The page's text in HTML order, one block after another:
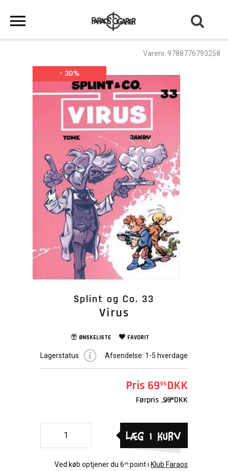
Varenr. 9788776793258
- 30%
Splint og Co. 33
Virus
ØNSKELISTE FAVORIT
Lagerstatus Afsendelse: 1-5 hverdage
Pris 6995 DKK
Førpris 9995DKK
Læg i kurv
Ved køb optjener du 699 point i Klub Faraos